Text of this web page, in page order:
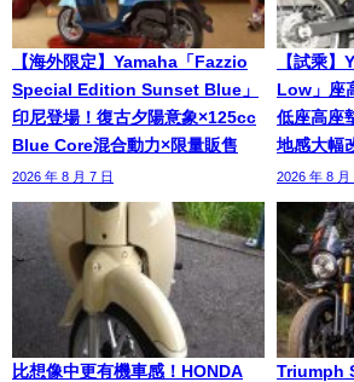
【海外限定】Yamaha「Fazzio
Special Edition Sunset Blue」
印尼登場！復古夕陽意象×125cc
Blue Core混合動力×限量販售
2026 年 8 月 7 日
【試乘
Low」座
低座高座
地感大幅
2026 年 8 月
比想像中更有機車感！HONDA
Triumph